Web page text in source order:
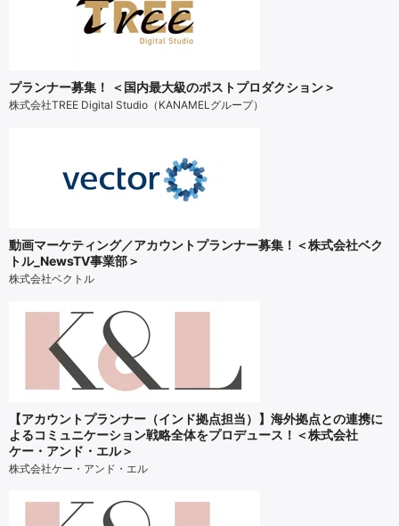
プランナー募集！ ＜国内最大級のポストプロダクション＞
株式会社TREE Digital Studio（KANAMELグループ）
動画マーケティング／アカウントプランナー募集！＜株式会社ベク
トル_NewsTV事業部＞
株式会社ベクトル
【アカウントプランナー（インド拠点担当）】海外拠点との連携に
よるコミュニケーション戦略全体をプロデュース！＜株式会社
ケー・アンド・エル＞
株式会社ケー・アンド・エル